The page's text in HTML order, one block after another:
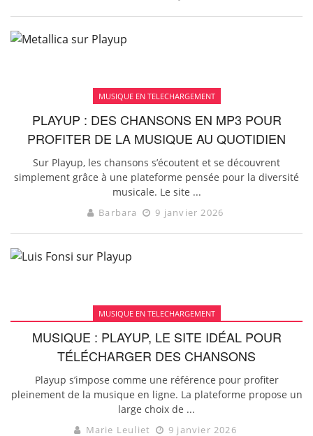
MUSIQUE EN TELECHARGEMENT
PLAYUP : DES CHANSONS EN MP3 POUR
PROFITER DE LA MUSIQUE AU QUOTIDIEN
Sur Playup, les chansons s’écoutent et se découvrent
simplement grâce à une plateforme pensée pour la diversité
musicale. Le site ...
Barbara 9 janvier 2026
MUSIQUE EN TELECHARGEMENT
MUSIQUE : PLAYUP, LE SITE IDÉAL POUR
TÉLÉCHARGER DES CHANSONS
Playup s’impose comme une référence pour profiter
pleinement de la musique en ligne. La plateforme propose un
large choix de ...
Marie Leuliet 9 janvier 2026